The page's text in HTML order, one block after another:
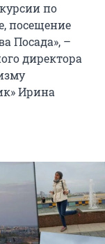
по
посещение
Посада», –
директора
Ирина